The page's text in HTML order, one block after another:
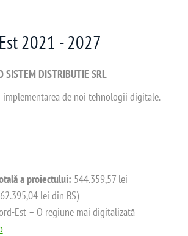
2021 - 2027
SISTEM DISTRIBUTIE SRL
de noi tehnologii digitale.
a proiectului: 544.359,57 lei
lei din BS)
Est – O regiune mai digitalizată